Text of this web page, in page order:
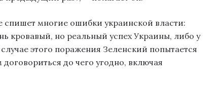
спишет многие ошибки украинской власти:
кровавый, но реальный успех Украины, либо у
этого поражения Зеленский попытается
до чего угодно, включая